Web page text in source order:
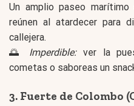
Un amplio paseo
reúnen al atardecer para
callejera.
🌅 Imperdible:ver la
cometas o saboreas un
3. Fuerte de Colombo